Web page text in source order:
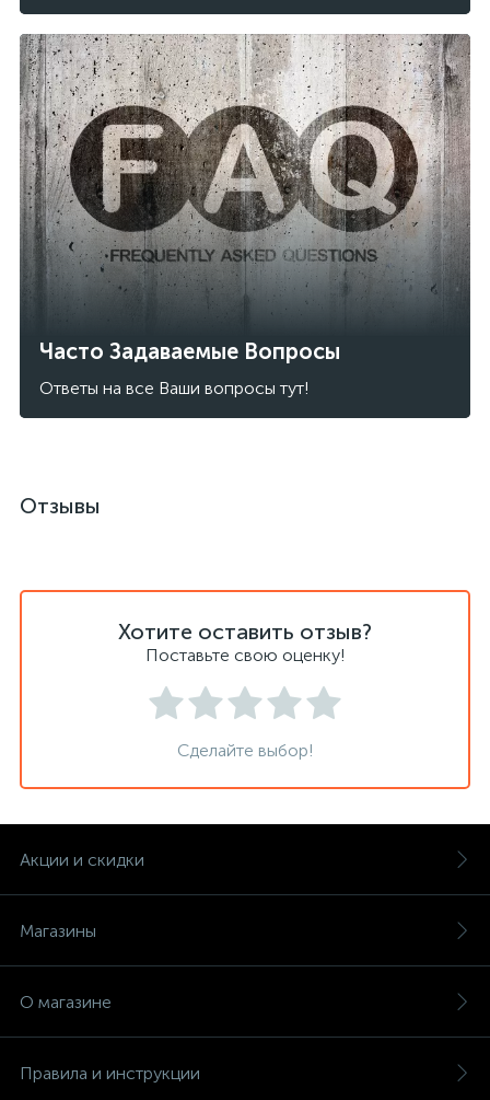
Часто Задаваемые Вопросы
Ответы на все Ваши вопросы тут!
Отзывы
Хотите оставить отзыв?
Поставьте свою оценку!
Сделайте выбор!
Акции и скидки
Магазины
О магазине
Правила и инструкции